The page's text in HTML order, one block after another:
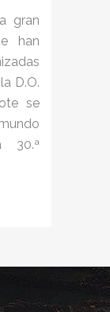
gran
han
D.O.
se
30.ª